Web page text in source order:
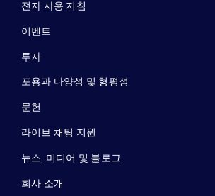
전자 사용 지침
이벤트
투자
포용과 다양성 및 형평성
문헌
라이브 채팅 지원
뉴스, 미디어 및 블로그
회사 소개